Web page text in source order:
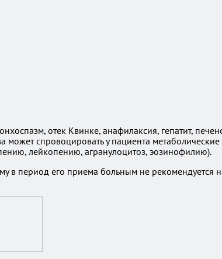
отек Квинке, анафилаксия, гепатит,
может спровоцировать у пациента
лейкопению, агранулоцитоз, эозинофилию).
в период его приема больным не рекомендуется